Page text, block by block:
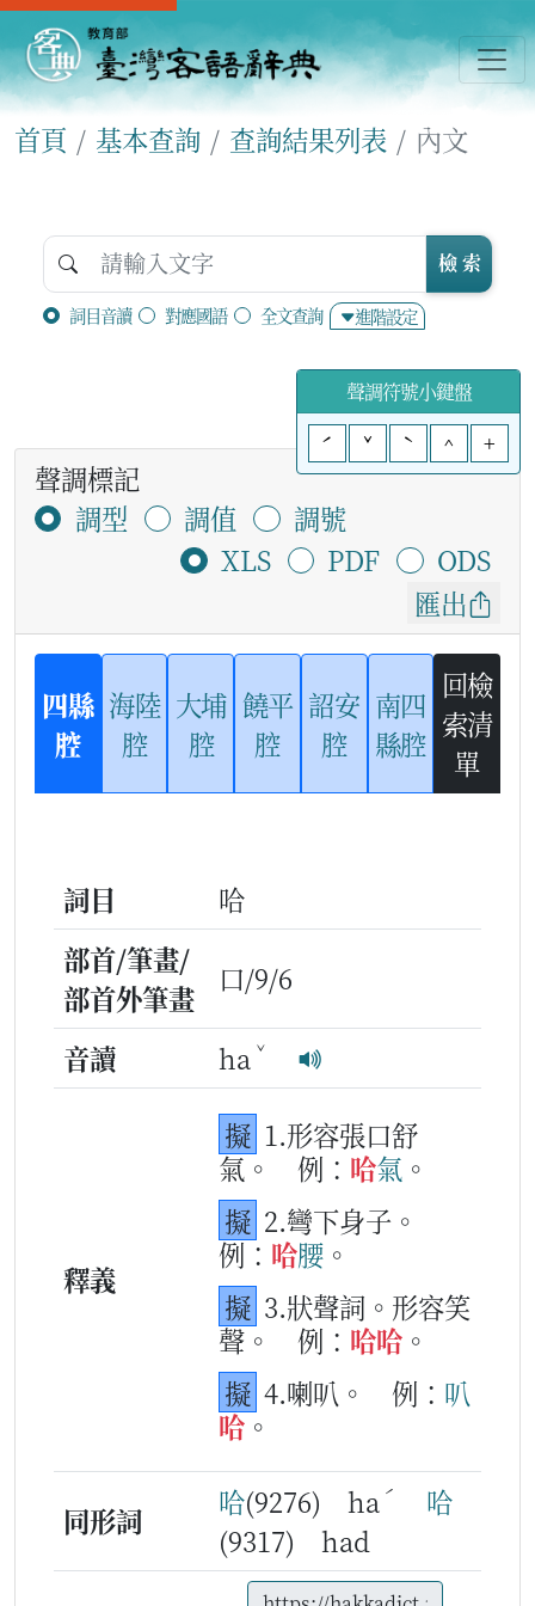
首頁 基本查詢 查詢結果列表 內文
詞目音讀 對應國語 全文查詢 進階設定
檢 索
聲調符號小鍵盤
ˊ
ˇ ˋ ^ +
聲調標記
調型
調值
調號
XLS
PDF
ODS
匯出
四縣
腔
海陸
腔
大埔
腔
饒平
腔
詔安
腔
南四
縣腔
回檢
索清
單
詞目
哈
部首/筆畫/
部首外筆畫
口/9/6
音讀 ha ˇ
釋義
擬 1.形容張口舒
氣。
例： 哈氣 。
擬 2.彎下身子。
例： 哈腰 。
擬 3.狀聲詞。形容笑
聲。
例： 哈哈 。
擬 4.喇叭。 例： 叭
哈。
同形詞 哈(9276) ha ˊ
哈
(9317) had